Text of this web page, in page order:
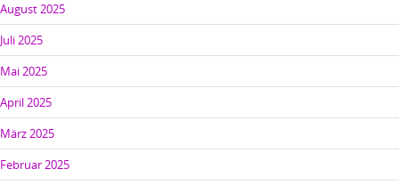
August 2025
Juli 2025
Mai 2025
April 2025
März 2025
Februar 2025